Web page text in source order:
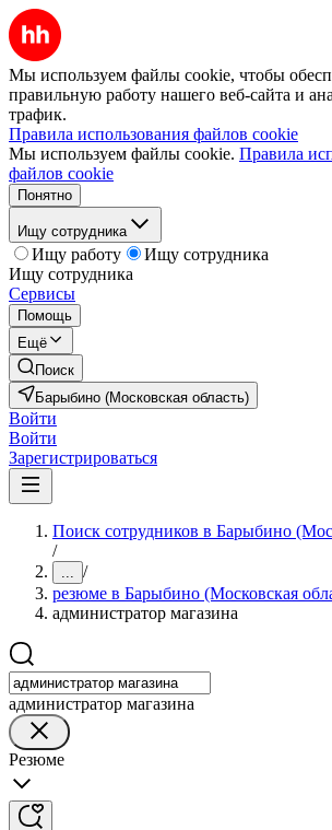
Мы используем файлы cookie, чтобы
правильную работу нашего веб-сайта и
трафик.
Правила использования файлов cookie
Мы используем файлы cookie. Правила
файлов cookie
Понятно
Ищу сотрудника
Ищу работу
Ищу сотрудника
Ищу сотрудника
Сервисы
Помощь
Ещё
Поиск
Барыбино (Московская область)
Войти
Войти
Зарегистрироваться
Поиск сотрудников в Барыбино
/
... /
резюме в Барыбино (Московская
администратор магазина
администратор магазина
Резюме